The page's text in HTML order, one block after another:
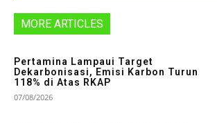
MORE ARTICLES
Pertamina Lampaui Target
Dekarbonisasi, Emisi Karbon Turun
118% di Atas RKAP
07/08/2026